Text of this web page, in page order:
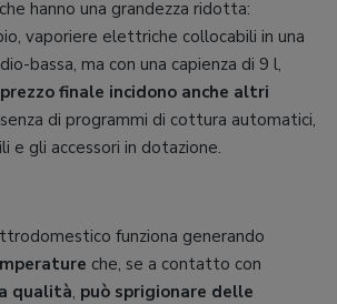
hanno una grandezza ridotta:
vaporiere elettriche collocabili in una
bassa, ma con una capienza di 9 l,
finale incidono anche altri
di programmi di cottura automatici,
e gli accessori in dotazione.
funziona generando
che, se a contatto con
qualità, può sprigionare delle